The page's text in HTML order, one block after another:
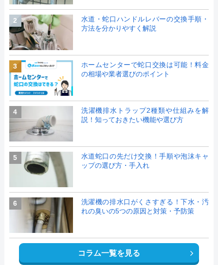
2
水道・蛇口ハンドルレバーの交換手順・
方法を分かりやすく解説
3
ホームセンターで蛇口交換は可能！料金
の相場や業者選びのポイント
4
洗濯機排水トラップ2種類や仕組みを解
説！知っておきたい機能や選び方
5
水道蛇口の先だけ交換！手順や泡沫キャ
ップの選び方・手入れ
6
洗濯機の排水口がくさすぎる！下水・汚
れの臭いの5つの原因と対策・予防策
コラム一覧を見る